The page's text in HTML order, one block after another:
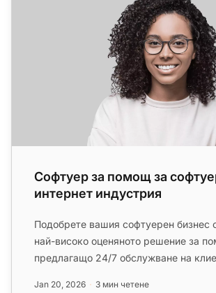
Софтуер за помощ за
интернет индустрия
Подобрете вашия софтуерен бизнес
най-високо оценяното решение за
предлагащо 24/7 обслужване на
Jan 20, 2026 3 мин четене